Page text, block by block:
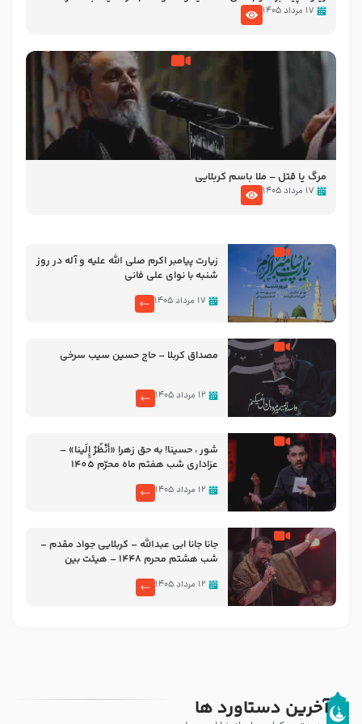
تصاویری از مسجد النبی
۱۷ مرداد ۱۴۰۵
مرگ یا قتل – ملا باسم کربلایی
۱۷ مرداد ۱۴۰۵
زیارت پیامبر اکرم صلی الله علیه و آله در روز
شنبه با نوای علی فانی
۱۷ مرداد ۱۴۰۵
مصداق کربلا – حاج حسین سیب سرخی
۱۲ مرداد ۱۴۰۵
شور ، حسینا! به‌ حق زهرا «أُنْظُرْ إِلَینا» –
عزاداری شب هفتم ماه محرّم 1405
۱۲ مرداد ۱۴۰۵
جانا جانا ابی عبدالله – کربلایی جواد مقدم –
شب هشتم محرم 1448 – هیئت بین
۱۲ مرداد ۱۴۰۵
آخرین دستاورد ها